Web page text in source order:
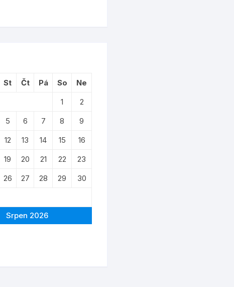
Srpen 2026
St Čt Pá So
Ne
1
2
5 6 7 8
9
12 13 14 15
16
19 20 21 22
23
26 27 28 29
30